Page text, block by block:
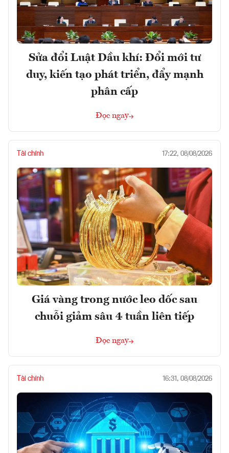
Sửa đổi Luật Dầu khí: Đổi mới tư
duy, kiến tạo phát triển, đẩy mạnh
phân cấp
Đọc ngay
Tài chính 17:22, 08/08/2026
Giá vàng trong nước leo dốc sau
chuỗi giảm sâu 4 tuần liên tiếp
Đọc ngay
Tài chính 16:31, 08/08/2026